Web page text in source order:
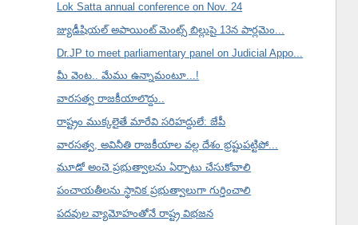
Lok Satta annual conference on Nov. 24
జ్యుడీషియల్ అపాయింట్ మెంట్స్ బిల్లుపై 13న పార్లమెం...
Dr.JP to meet parliamentary panel on Judicial Appo...
మీ వెంట.. మేము ఉన్నామంటూ...!
వారసత్వ రాజకీయాలొద్దు..
రాష్ట్రం ముక్కలైతే మారేవి సరిహద్దులే: జేపీ
వారసత్వ, అవినీతి రాజకీయాల వల్ల దేశం భ్రష్టుపట్టిపో...
మూడో అంచె ప్రభుత్వాలను ఏర్పాటు చేసుకోవాలి
పంచాయతీలను స్థానిక ప్రభుత్వాలుగా గుర్తించాలి
పదవుల వ్యామోహంతోనే రాష్ట్ర విభజన